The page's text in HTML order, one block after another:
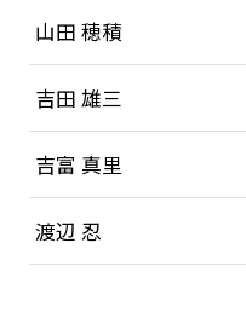
山田 穂積
吉田 雄三
吉富 真里
渡辺 忍